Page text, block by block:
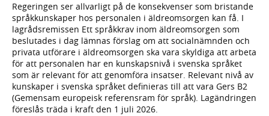
Regeringen ser allvarligt på de konsekvenser som bristande
språkkunskaper hos personalen i äldreomsorgen kan få. I
lagrådsremissen Ett språkkrav inom äldreomsorgen som
beslutades i dag lämnas förslag om att socialnämnden och
privata utförare i äldreomsorgen ska vara skyldiga att arbeta
för att personalen har en kunskapsnivå i svenska språket
som är relevant för att genomföra insatser. Relevant nivå av
kunskaper i svenska språket definieras till att vara Gers B2
(Gemensam europeisk referensram för språk). Lagändringen
föreslås träda i kraft den 1 juli 2026.